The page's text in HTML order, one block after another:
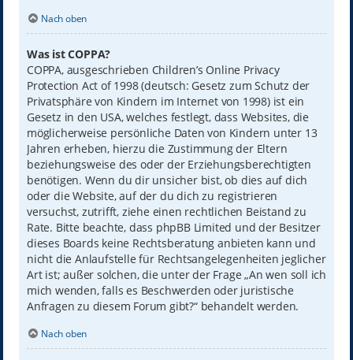
Nach oben
Was ist COPPA?
COPPA, ausgeschrieben Children’s Online Privacy
Protection Act of 1998 (deutsch: Gesetz zum Schutz der
Privatsphäre von Kindern im Internet von 1998) ist ein
Gesetz in den USA, welches festlegt, dass Websites, die
möglicherweise persönliche Daten von Kindern unter 13
Jahren erheben, hierzu die Zustimmung der Eltern
beziehungsweise des oder der Erziehungsberechtigten
benötigen. Wenn du dir unsicher bist, ob dies auf dich
oder die Website, auf der du dich zu registrieren
versuchst, zutrifft, ziehe einen rechtlichen Beistand zu
Rate. Bitte beachte, dass phpBB Limited und der Besitzer
dieses Boards keine Rechtsberatung anbieten kann und
nicht die Anlaufstelle für Rechtsangelegenheiten jeglicher
Art ist; außer solchen, die unter der Frage „An wen soll ich
mich wenden, falls es Beschwerden oder juristische
Anfragen zu diesem Forum gibt?“ behandelt werden.
Nach oben